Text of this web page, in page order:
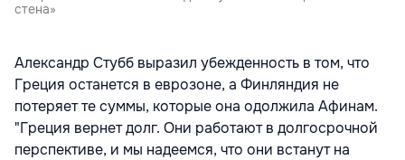
стена»
Александр Стубб выразил убежденность в том, что
Греция останется в еврозоне, а Финляндия не
потеряет те суммы, которые она одолжила Афинам.
"Греция вернет долг. Они работают в долгосрочной
перспективе, и мы надеемся, что они встанут на